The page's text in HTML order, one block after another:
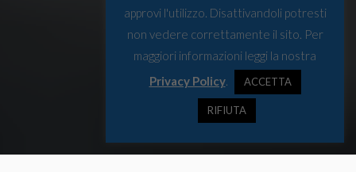
approvi l'utilizzo. Disattivandoli potresti
non vedere correttamente il sito. Per
maggiori informazioni leggi la nostra
Privacy Policy. ACCETTA
RIFIUTA